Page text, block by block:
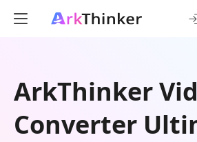
ArkThinker
Converter